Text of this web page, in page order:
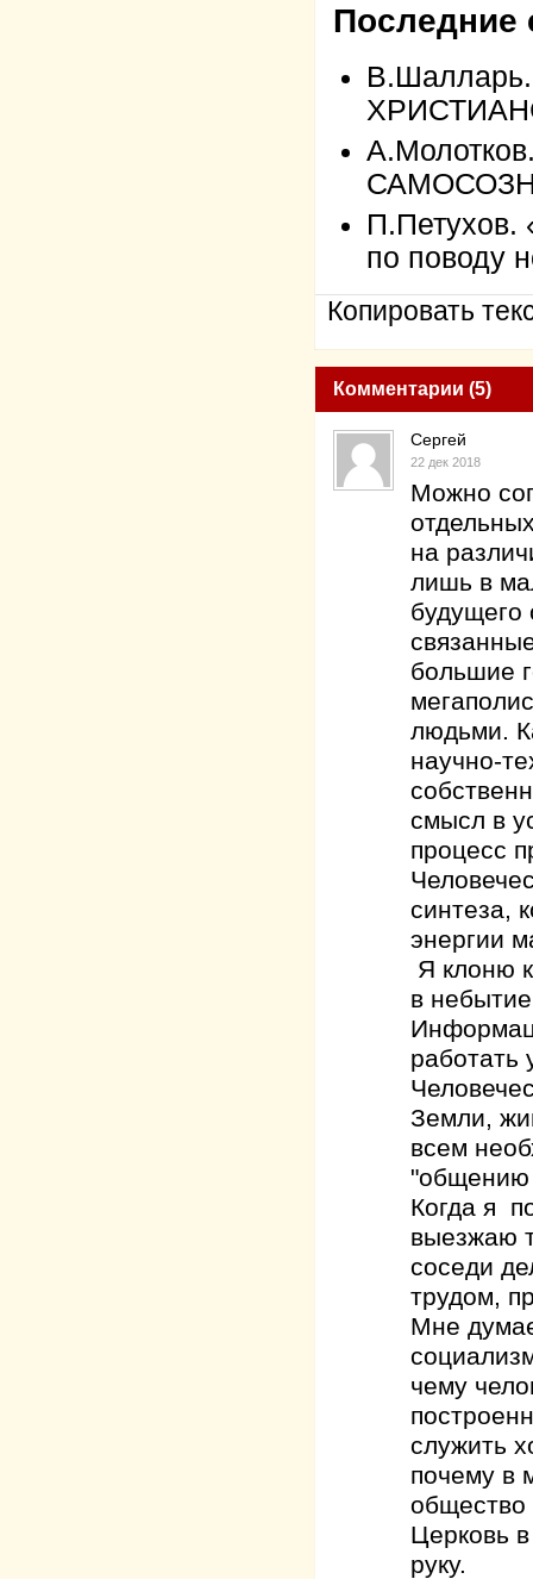
Последние
П.Петухов.
по поводу
Копировать
Комментарии (5)
Сергей
22 дек 2018
Можно
на
лишь в
будущего
большие
людьми.
научно-
смысл в
процесс
синтеза,
энергии
Я клоню
в
работать
Земли,
всем
"общению
Когда я
выезжаю
соседи
трудом,
Мне
чему
служить
почему в
общество
Церковь
руку.